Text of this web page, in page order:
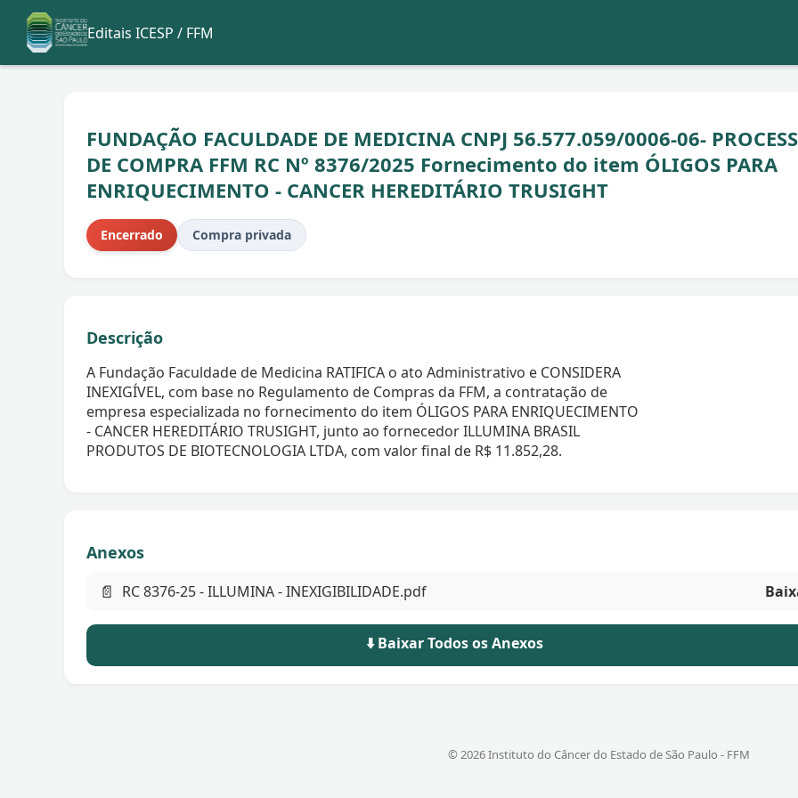
Editais ICESP / FFM
FUNDAÇÃO FACULDADE DE MEDICINA CNPJ 56.577.059/0006-06-
DE COMPRA FFM RC Nº 8376/2025 Fornecimento do item ÓLIGOS PARA
ENRIQUECIMENTO - CANCER HEREDITÁRIO TRUSIGHT
Encerrado Compra privada
Descrição
A Fundação Faculdade de Medicina RATIFICA o ato Administrativo e CONSIDERA
INEXIGÍVEL, com base no Regulamento de Compras da FFM, a contratação de
empresa especializada no fornecimento do item ÓLIGOS PARA ENRIQUECIMENTO
- CANCER HEREDITÁRIO TRUSIGHT, junto ao fornecedor ILLUMINA BRASIL
PRODUTOS DE BIOTECNOLOGIA LTDA, com valor final de R$ 11.852,28.
Anexos
📄 RC 8376-25 - ILLUMINA - INEXIGIBILIDADE.pdf
⬇️ Baixar Todos os Anexos
© 2026 Instituto do Câncer do Estado de São Paulo - FFM